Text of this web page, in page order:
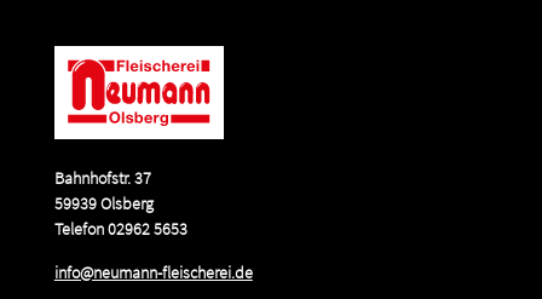
Bahnhofstr. 37
59939 Olsberg
Telefon 02962 5653
info@neumann-fleischerei.de